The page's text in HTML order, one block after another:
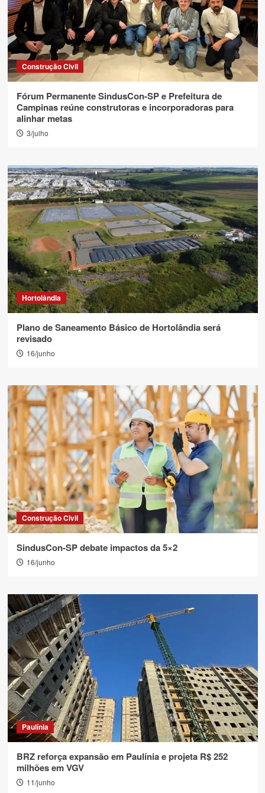
Construção Civil
Fórum Permanente SindusCon-SP e Prefeitura de
Campinas reúne construtoras e incorporadoras para
alinhar metas
3/julho
Hortolândia
Plano de Saneamento Básico de Hortolândia será
revisado
16/junho
Construção Civil
SindusCon-SP debate impactos da 5×2
16/junho
Paulínia
BRZ reforça expansão em Paulínia e projeta R$ 252
milhões em VGV
11/junho